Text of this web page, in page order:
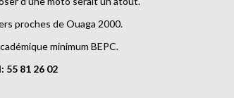
proches de Ouaga 2000.
minimum BEPC.
55 81 26 02